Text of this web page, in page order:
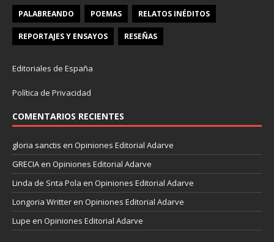
PALABREANDO POEMAS RELATOS INÉDITOS
REPORTAJES Y ENSAYOS RESEÑAS
Editoriales de España
Política de Privacidad
COMENTARIOS RECIENTES
gloria sanctis en Opiniones Editorial Adarve
GRECIAen Opiniones Editorial Adarve
Linda de Snta Pola en Opiniones Editorial Adarve
Longoria Writteren Opiniones Editorial Adarve
Lupe en Opiniones Editorial Adarve